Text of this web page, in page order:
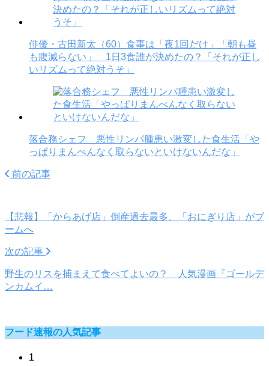
俳優・古田新太（60）食事は「夜1回だけ」「朝も昼
も腹減らない」 1日3食誰が決めたの？「それが正し
いリズムって絶対うそ」
落合務シェフ 悪性リンパ腫患い激変した食生活「や
っぱりまんべんなく取らないといけないんだな」
前の記事
【悲報】「からあげ店」倒産過去最多、「おにぎり店」がブ
ームへ
次の記事
野生のリスを捕まえて食べてよいの？ 人気漫画『ゴールデ
ンカムイ…
フード速報の人気記事
1